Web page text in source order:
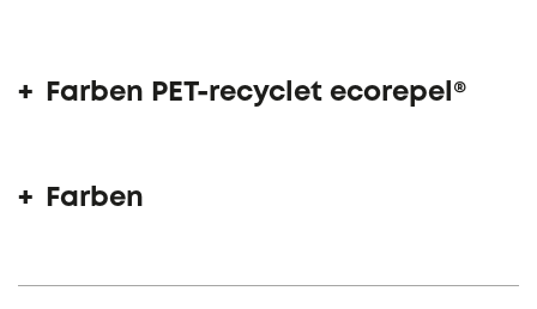
Farben PET-recyclet ecorepel®
Farben